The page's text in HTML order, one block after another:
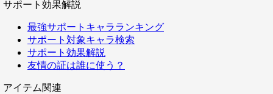
サポート効果解説
最強サポートキャラランキング
サポート対象キャラ検索
サポート効果解説
友情の証は誰に使う？
アイテム関連